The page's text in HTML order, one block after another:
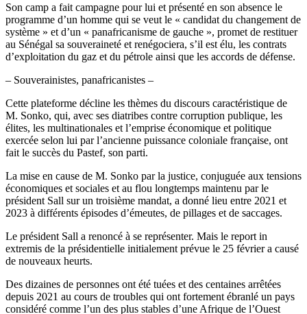
Son camp a fait campagne pour lui et présenté en son absence le
programme d’un homme qui se veut le « candidat du changement de
système » et d’un « panafricanisme de gauche », promet de restituer
au Sénégal sa souveraineté et renégociera, s’il est élu, les contrats
d’exploitation du gaz et du pétrole ainsi que les accords de défense.
– Souverainistes, panafricanistes –
Cette plateforme décline les thèmes du discours caractéristique de
M. Sonko, qui, avec ses diatribes contre corruption publique, les
élites, les multinationales et l’emprise économique et politique
exercée selon lui par l’ancienne puissance coloniale française, ont
fait le succès du Pastef, son parti.
La mise en cause de M. Sonko par la justice, conjuguée aux tensions
économiques et sociales et au flou longtemps maintenu par le
président Sall sur un troisième mandat, a donné lieu entre 2021 et
2023 à différents épisodes d’émeutes, de pillages et de saccages.
Le président Sall a renoncé à se représenter. Mais le report in
extremis de la présidentielle initialement prévue le 25 février a causé
de nouveaux heurts.
Des dizaines de personnes ont été tuées et des centaines arrêtées
depuis 2021 au cours de troubles qui ont fortement ébranlé un pays
considéré comme l’un des plus stables d’une Afrique de l’Ouest